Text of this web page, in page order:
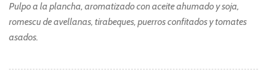
Pulpo a la plancha, aromatizado con aceite ahumado y soja,
romescu de avellanas, tirabeques, puerros confitados y tomates
asados.